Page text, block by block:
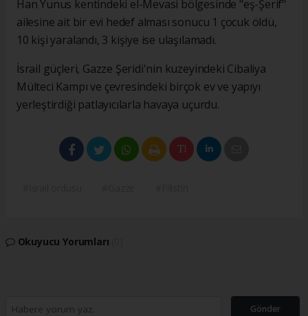
Han Yunus kentindeki el-Mevasi bölgesinde "eş-Şerif"
ailesine ait bir evi hedef alması sonucu 1 çocuk öldü,
10 kişi yaralandı, 3 kişiye ise ulaşılamadı.
İsrail güçleri, Gazze Şeridi'nin kuzeyindeki Cibaliya
Mülteci Kampı ve çevresindeki birçok ev ve yapıyı
yerleştirdiği patlayıcılarla havaya uçurdu.
Okuyucu Yorumları
Gönder